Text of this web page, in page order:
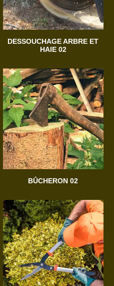
DESSOUCHAGE ARBRE ET
HAIE 02
BÛCHERON 02